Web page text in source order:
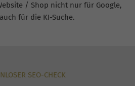
/ Shop nicht nur für Google,
für die KI-Suche.
SEO-CHECK